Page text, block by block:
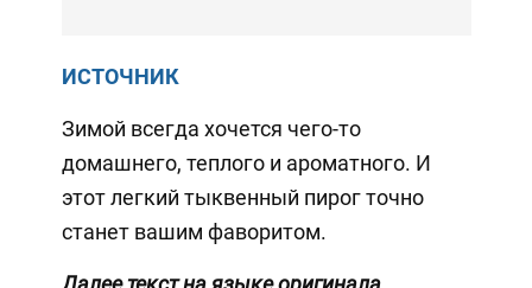
ИСТОЧНИК
Зимой всегда хочется чего-то
домашнего, теплого и ароматного. И
этот легкий тыквенный пирог точно
станет вашим фаворитом.